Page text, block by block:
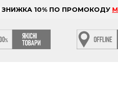
ЗНИЖКА 10% ПО ПРОМОКОДУ